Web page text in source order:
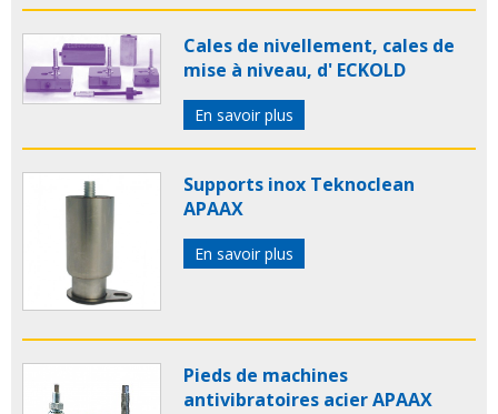
Cales de nivellement, cales de
mise à niveau, d' ECKOLD
En savoir plus
Supports inox Teknoclean
APAAX
En savoir plus
Pieds de machines
antivibratoires acier APAAX